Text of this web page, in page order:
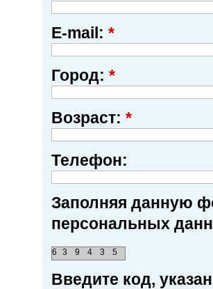
E-mail: *
Город: *
Возраст: *
Телефон:
Заполняя данную
персональных
6 5
3
4
9
3
Введите код,